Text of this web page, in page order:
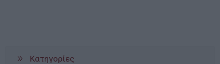
Κατηγορίες